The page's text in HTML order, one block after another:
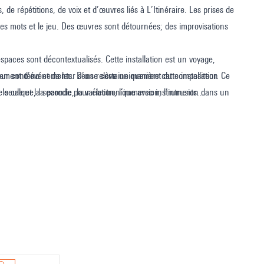
répétitions, de voix et d’œuvres liés à L’Itinéraire. Les prises de
mots et le jeu. Des œuvres sont détournées; des improvisations
sont décontextualisés. Cette installation est un voyage,
d’événements. D’une certaine manière cette installation
calque, la parodie, la variation, l’immersion, l’intrusion dans un
Regnier, Tristan Murail, Michaël Levinas, Cyril Béros. Ainsi
de projection…
contenu et de leur sens relève uniquement du compositeur. Ce
et la seconde pour électronique avec instruments.